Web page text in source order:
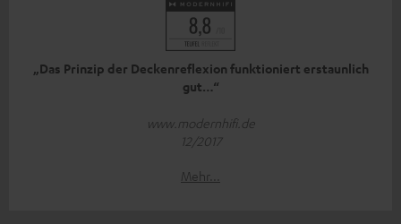
„Das Prinzip der Deckenreflexion funktioniert erstaunlich
gut…“
www.modernhifi.de
12/2017
Mehr...